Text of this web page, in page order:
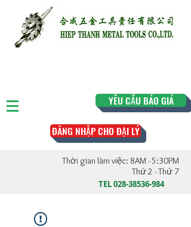
YÊU CẦU BÁO GIÁ
ĐĂNG NHẬP CHO ĐẠI LÝ
Thời gian làm việc: 8AM - 5:30PM
Thứ 2 - Thứ 7
TEL028-38536-984